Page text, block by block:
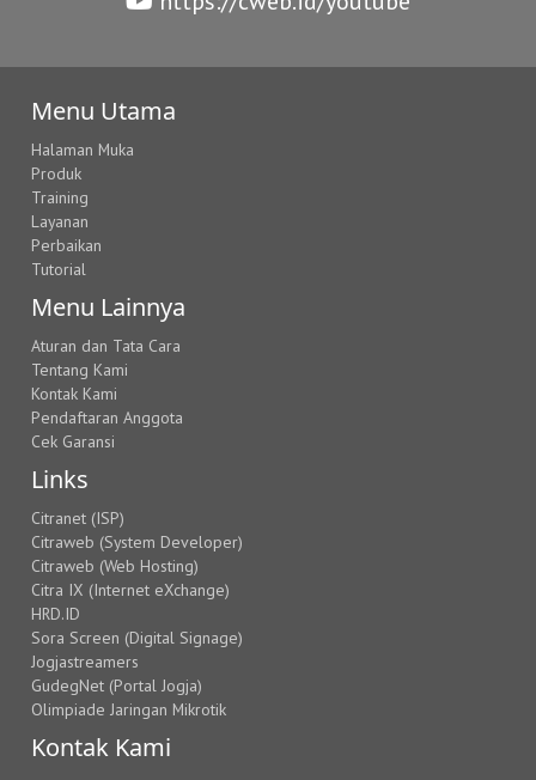
Menu Utama
Halaman Muka
Produk
Training
Layanan
Perbaikan
Tutorial
Menu Lainnya
Aturan dan Tata Cara
Tentang Kami
Kontak Kami
Pendaftaran Anggota
Cek Garansi
Links
Citranet (ISP)
Citraweb (System Developer)
Citraweb (Web Hosting)
Citra IX (Internet eXchange)
HRD.ID
Sora Screen (Digital Signage)
Jogjastreamers
GudegNet (Portal Jogja)
Olimpiade Jaringan Mikrotik
Kontak Kami